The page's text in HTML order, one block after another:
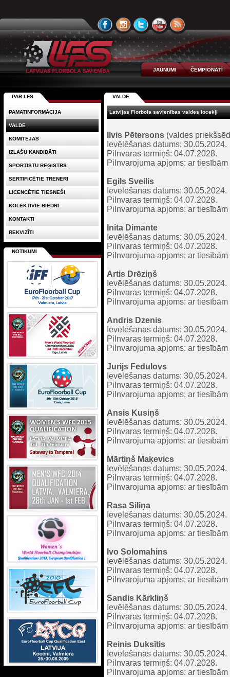
JAUNUMI ČEMPIONĀTI
VALDE
Latvijas Florbola savienības valdes locekļi
Ilvis Pētersons (valdes
Ievēlēšanas datums: 30.05.2024.
Pilnvaras termiņš: 04.07.2028.
Pilnvarojuma apjoms: ar
Egils Sveilis
Ievēlēšanas datums: 30.05.2024.
Pilnvaras termiņš: 04.07.2028.
Pilnvarojuma apjoms: ar
Inita Dimante
Ievēlēšanas datums: 30.05.2024.
Pilnvaras termiņš: 04.07.2028.
Pilnvarojuma apjoms: ar
Artis Drēziņš
Ievēlēšanas datums: 30.05.2024.
Pilnvaras termiņš: 04.07.2028.
Pilnvarojuma apjoms: ar
Andris Dzenis
Ievēlēšanas datums: 30.05.2024.
Pilnvaras termiņš: 04.07.2028.
Pilnvarojuma apjoms: ar
Jurijs Fedulovs
Ievēlēšanas datums: 30.05.2024.
Pilnvaras termiņš: 04.07.2028.
Pilnvarojuma apjoms: ar
Ansis Kusiņš
Ievēlēšanas datums: 30.05.2024.
Pilnvaras termiņš: 04.07.2028.
Pilnvarojuma apjoms: ar
Mārtiņš Maķevics
Ievēlēšanas datums: 30.05.2024.
Pilnvaras termiņš: 04.07.2028.
Pilnvarojuma apjoms: ar
Rasa Siliņa
Ievēlēšanas datums: 30.05.2024.
Pilnvaras termiņš: 04.07.2028.
Pilnvarojuma apjoms: ar
Ivo Solomahins
Ievēlēšanas datums: 30.05.2024.
Pilnvaras termiņš: 04.07.2028.
Pilnvarojuma apjoms: ar
Sandis Kārkliņš
Ievēlēšanas datums: 30.05.2024.
Pilnvaras termiņš: 04.07.2028.
Pilnvarojuma apjoms: ar
Reinis Duksītis
Ievēlēšanas datums: 30.05.2024.
Pilnvaras termiņš: 04.07.2028.
Pilnvarojuma apjoms: ar
PAR LFS
PAMATINFORMĀCIJA
VALDE
KOMITEJAS
IZLAŠU KANDIDĀTI
SPORTISTU REĢISTRS
SERTIFICĒTIE TRENERI
LICENCĒTIE TIESNEŠI
KOLEKTĪVIE BIEDRI
KONTAKTI
REKVIZĪTI
NOTIKUMI